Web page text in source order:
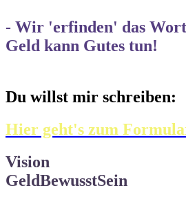
- Wir 'erfinden' das
Geld kann Gutes tun!
Du willst mir schreiben:
Hier geht's zum
Vision
GeldBewusstSein